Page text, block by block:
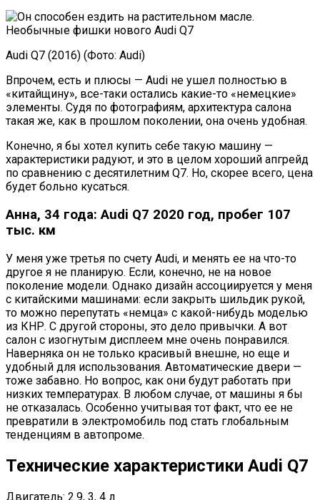
Audi Q7 (2016) (Фото: Audi)
Впрочем, есть и плюсы — Audi не ушел полностью в
«китайщину», все-таки остались какие-то «немецкие»
элементы. Судя по фотографиям, архитектура салона
такая же, как в прошлом поколении, она очень удобная.
Конечно, я бы хотел купить себе такую машину —
характеристики радуют, и это в целом хороший апгрейд
по сравнению с десятилетним Q7. Но, скорее всего, цена
будет больно кусаться.
Анна, 34 года: Audi Q7 2020 год, пробег 107
тыс. км
У меня уже третья по счету Audi, и менять ее на что-то
другое я не планирую. Если, конечно, не на новое
поколение модели. Однако дизайн ассоциируется у меня
с китайскими машинами: если закрыть шильдик рукой,
то можно перепутать «немца» с какой-нибудь моделью
из КНР. С другой стороны, это дело привычки. А вот
салон с изогнутым дисплеем мне очень понравился.
Наверняка он не только красивый внешне, но еще и
удобный для использования. Автоматические двери —
тоже забавно. Но вопрос, как они будут работать при
низких температурах. В любом случае, от машины я бы
не отказалась. Особенно учитывая тот факт, что ее не
превратили в электромобиль под стать глобальным
тенденциям в автопроме.
Технические характеристики Audi Q7
Двигатель: 2.9, 3, 4 л